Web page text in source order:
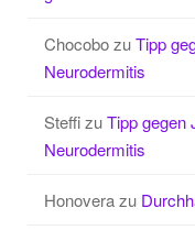
ChocobozuTipp
Neurodermitis
SteffizuTipp gegen
Neurodermitis
Honoverazu